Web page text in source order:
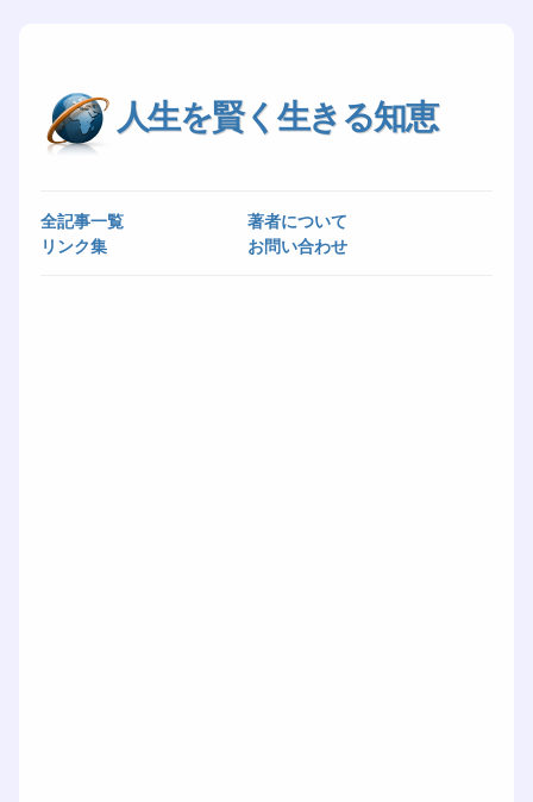
人生を賢く生きる知恵
全記事一覧
著者について
リンク集
お問い合わせ